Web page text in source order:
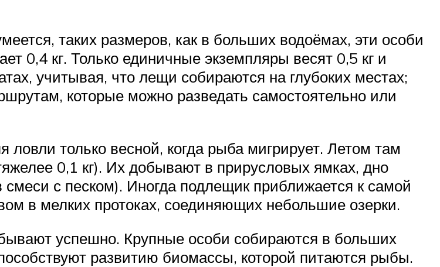
таких размеров, как в больших водоёмах, эти особи
0,4 кг. Только единичные экземпляры весят 0,5 кг и
учитывая, что лещи собираются на глубоких местах;
которые можно разведать самостоятельно или
только весной, когда рыба мигрирует. Летом там
0,1 кг). Их добывают в прирусловых ямках, дно
с песком). Иногда подлещик приближается к самой
в мелких протоках, соединяющих небольшие озерки.
успешно. Крупные особи собираются в больших
развитию биомассы, которой питаются рыбы.